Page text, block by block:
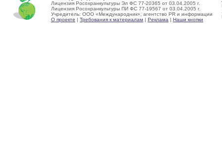
Лицензия Росохранкультуры Эл ФС 77-20365 от 03.04.2005 г.
Лицензия Росохранкультуры ПИ ФС 77-19567 от 03.04.2005 г.
Учредитель: ООО «Международник», агентство PR и информации
О проекте | Требования к материалам | Реклама | Наши кнопки